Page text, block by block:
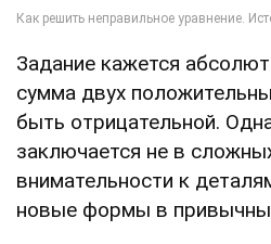
Задание кажется
сумма двух
быть отрицательной.
заключается не в
внимательности к
новые формы в